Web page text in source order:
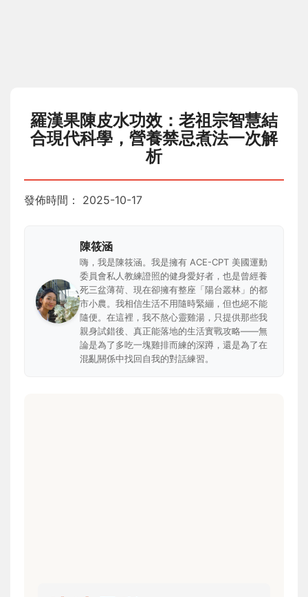
羅漢果陳皮水功效：老祖宗智慧結
合現代科學，營養禁忌煮法一次解
析
發佈時間： 2025-10-17
陳筱涵
嗨，我是陳筱涵。我是擁有 ACE-CPT 美國運動
委員會私人教練證照的健身愛好者，也是曾經養
死三盆薄荷、現在卻擁有整座「陽台叢林」的都
市小農。我相信生活不用隨時緊繃，但也絕不能
隨便。在這裡，我不熬心靈雞湯，只提供那些我
親身試錯後、真正能落地的生活實戰攻略——無
論是為了多吃一塊雞排而練的深蹲，還是為了在
混亂關係中找回自我的對話練習。